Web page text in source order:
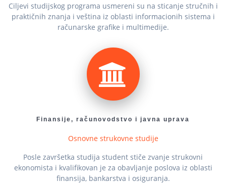
Cilјevi studijskog programa usmereni su na sticanje stručnih i
praktičnih znanja i veština iz oblasti informacionih sistema i
računarske grafike i multimedije.
Finansije, računovodstvo i javna uprava
Osnovne strukovne studije
Posle završetka studija student stiče zvanje strukovni
ekonomista i kvalifikovan je za obavlјanje poslova iz oblasti
finansija, bankarstva i osiguranja.